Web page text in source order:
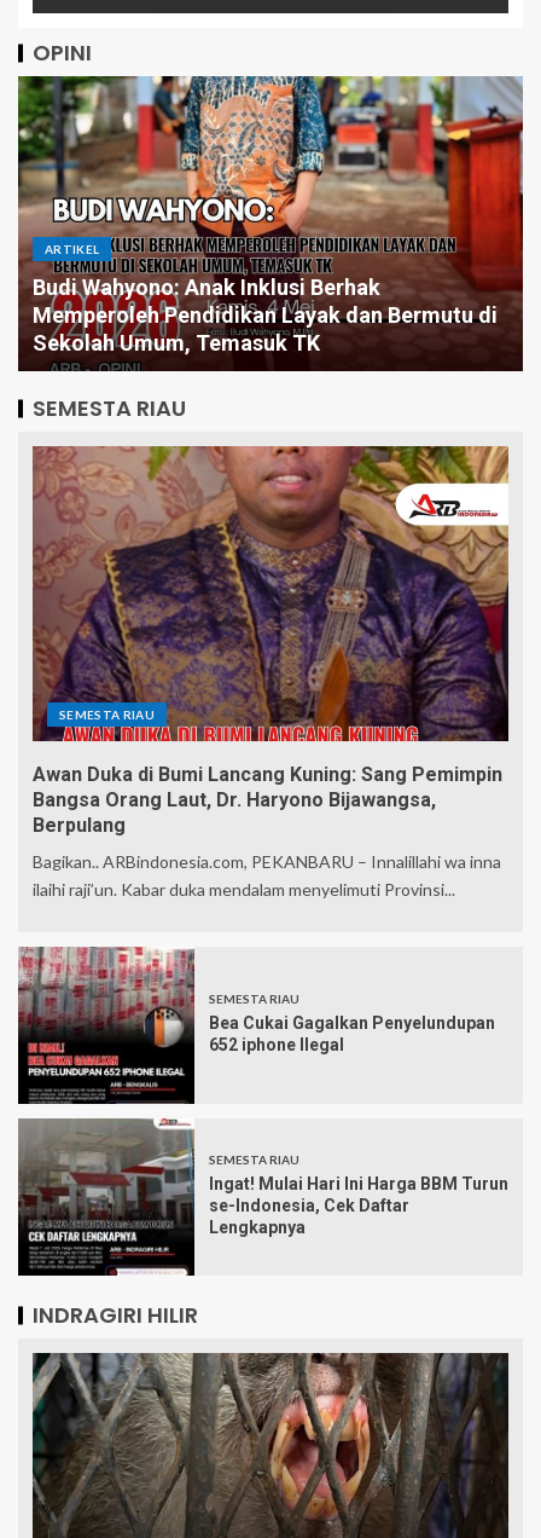
OPINI
ARTIKEL
Budi Wahyono: Anak Inklusi Berhak
Memperoleh Pendidikan Layak dan Bermutu di
Sekolah Umum, Temasuk TK
SEMESTA RIAU
SEMESTA RIAU
Awan Duka di Bumi Lancang Kuning: Sang Pemimpin
Bangsa Orang Laut, Dr. Haryono Bijawangsa,
Berpulang
Bagikan.. ARBindonesia.com, PEKANBARU – Innalillahi wa inna
ilaihi raji’un. Kabar duka mendalam menyelimuti Provinsi...
SEMESTA RIAU
Bea Cukai Gagalkan Penyelundupan
652 iphone Ilegal
SEMESTA RIAU
Ingat! Mulai Hari Ini Harga BBM Turun
se-Indonesia, Cek Daftar
Lengkapnya
INDRAGIRI HILIR